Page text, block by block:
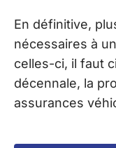
En définitive,
nécessaires à
celles-ci, il faut
décennale, la
assurances